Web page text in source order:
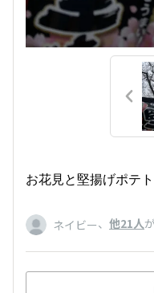
お花見と堅揚げポテト
ネイビー、 他21人